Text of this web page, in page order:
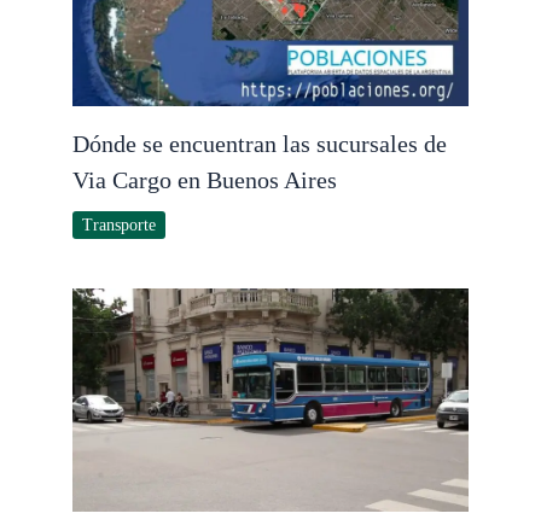
Dónde se encuentran las sucursales de
Via Cargo en Buenos Aires
Transporte